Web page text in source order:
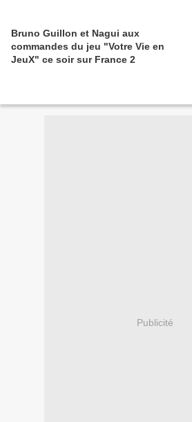
Bruno Guillon et Nagui aux
commandes du jeu "Votre Vie en
JeuX" ce soir sur France 2
Publicité